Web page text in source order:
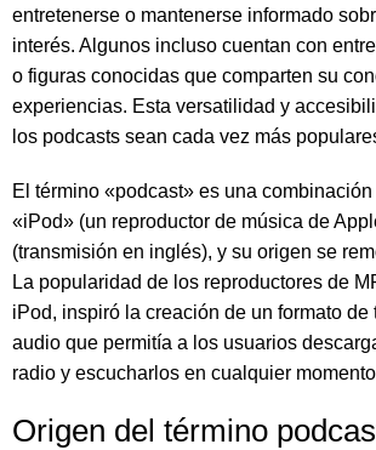
entretenerse o mantenerse informado
interés. Algunos incluso cuentan con
o figuras conocidas que comparten su
experiencias. Esta versatilidad y
los podcasts sean cada vez más
El término «podcast» es una
«iPod» (un reproductor de música de
(transmisión en inglés), y su origen se
La popularidad de los reproductores de
iPod, inspiró la creación de un formato de
audio que permitía a los usuarios
radio y escucharlos en cualquier
Origen del término